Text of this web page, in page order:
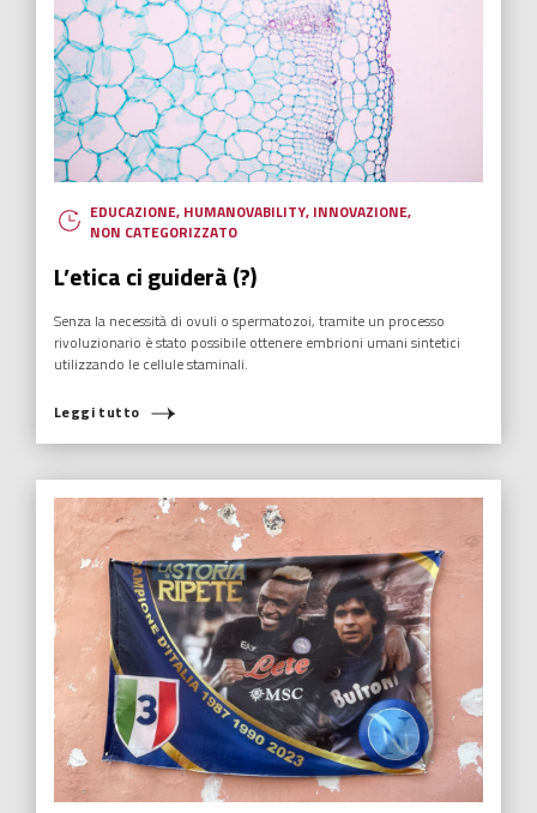
EDUCAZIONE, HUMANOVABILITY, INNOVAZIONE,
NON CATEGORIZZATO
L’etica ci guiderà (?)
Senza la necessità di ovuli o spermatozoi, tramite un processo
rivoluzionario è stato possibile ottenere embrioni umani sintetici
utilizzando le cellule staminali.
Leggi tutto